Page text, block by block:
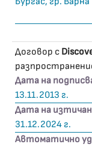
Договор с
Дата на
13.11.2013 г.
Дата на
31.12.2024 г.
Автоматично